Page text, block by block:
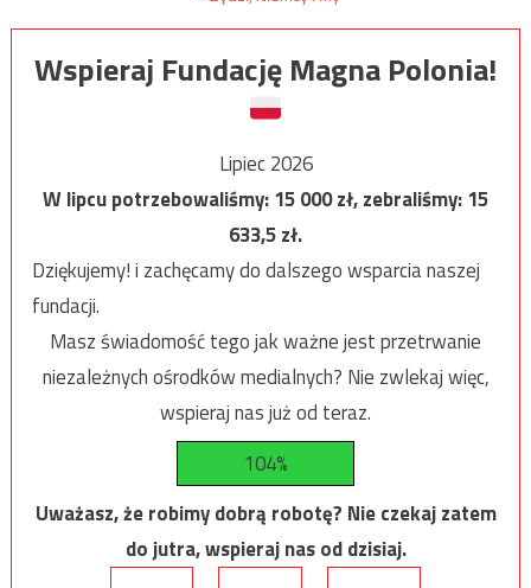
Wspieraj Fundację Magna Polonia!
Lipiec 2026
W lipcu potrzebowaliśmy:15 000zł, zebraliśmy:15
633,5zł.
Dziękujemy! i zachęcamy do dalszego wsparcia naszej
fundacji.
Masz świadomość tego jak ważne jest przetrwanie
niezależnych ośrodków medialnych? Nie zwlekaj więc,
wspieraj nas już od teraz.
104%
Uważasz, że robimy dobrą robotę? Nie czekaj zatem
do jutra, wspieraj nas od dzisiaj.